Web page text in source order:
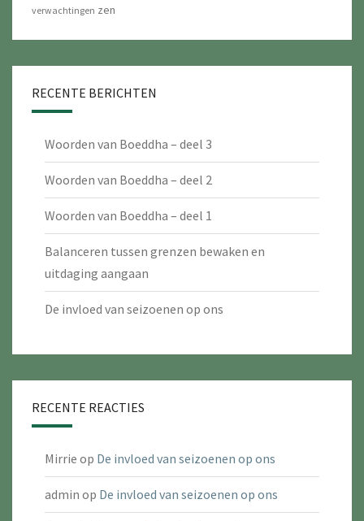
verwachtingen zen
RECENTE BERICHTEN
Woorden van Boeddha – deel 3
Woorden van Boeddha – deel 2
Woorden van Boeddha – deel 1
Balanceren tussen grenzen bewaken en
uitdaging aangaan
De invloed van seizoenen op ons
RECENTE REACTIES
Mirrie op De invloed van seizoenen op ons
admin op De invloed van seizoenen op ons